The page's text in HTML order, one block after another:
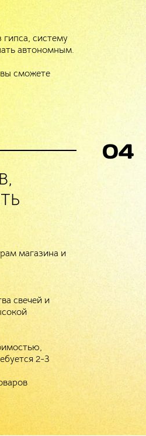
04
магазина и
гипса, систему
автономным.
сможете
свечей и
2-3